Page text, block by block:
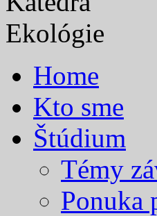
Home
Kto sme
Štúdium
Témy
Ponuka